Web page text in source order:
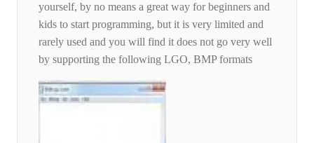
yourself, by no means a great way for beginners and
kids to start programming, but it is very limited and
rarely used and you will find it does not go very well
by supporting the following LGO, BMP formats